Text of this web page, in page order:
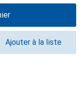
Ajouter à la liste